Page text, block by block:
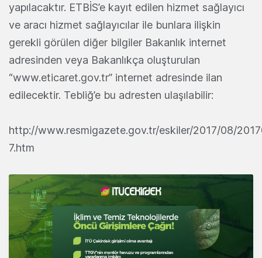
yapılacaktır. ETBİS’e kayıt edilen hizmet sağlayıcı
ve aracı hizmet sağlayıcılar ile bunlara ilişkin
gerekli görülen diğer bilgiler Bakanlık internet
adresinden veya Bakanlıkça oluşturulan
“www.eticaret.gov.tr” internet adresinde ilan
edilecektir. Tebliğ’e bu adresten ulaşılabilir:
http://www.resmigazete.gov.tr/eskiler/2017/08/
7.htm